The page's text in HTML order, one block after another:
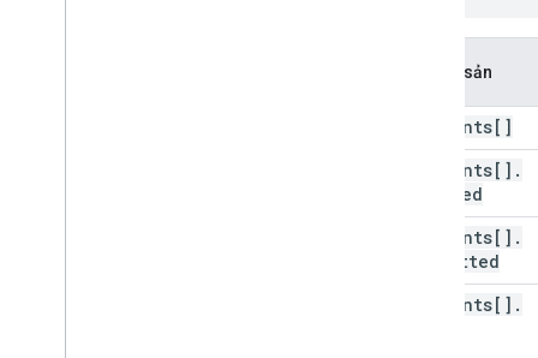
Tên tài sản
contents[]
contents[] .
indexed
contents[] .
submitted
contents[] .